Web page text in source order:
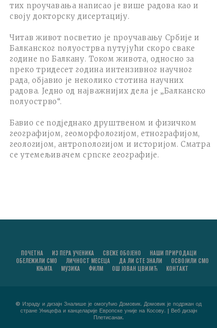
тих проучавања написао је више радова као и
своју докторску дисертацију.
Читав живот посветио је проучавању Србије и
Балканског полуострва путујући скоро сваке
године по Балкану. Током живота, односно за
преко тридесет година интензивног научног
рада, објавио је неколико стотина научних
радова. Једно од најважнијих дела је „Балканско
полуострво“.
Бавио се подједнако друштвеном и физичком
географијом, геоморфологијом, етнографијом,
геологијом, антропологијом и историјом. Сматра
се утемељивачем српске географије.
ПОЧЕТНА ИЗ ПЕРА УЧЕНИКА СВЕЖЕ ОБОЈЕНО
НАШИ ПРИРОДАЦИ
ОБЕЛЕЖИЛИ СМО
ЛИЧНОСТ МЕСЕЦА ДА ЛИ СТЕ ЗНАЛИ
ОСВОЈИЛИ СМО
КЊИГА
МУЗИКА ФИЛМ ОШ ЈОВАН ЦВИЈИЋ КОНТАКТ
© Израду и дизајн Зналише је омогућио Домовик. Домовик је подржан од
стране Уницефа и канцеларије Европске уније на Косову. | Веб дизајн
Плетисанак.